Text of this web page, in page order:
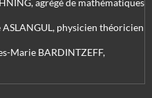
ASLANGUL, physicien théoricien
Marie BARDINTZEFF,